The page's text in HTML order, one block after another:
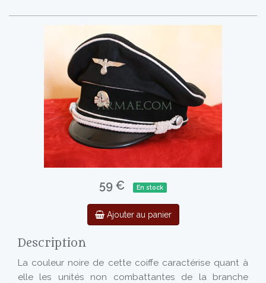
59 € En stock
Ajouter au panier
Description
La couleur noire de cette coiffe caractérise quant à
elle les unités non combattantes de la branche